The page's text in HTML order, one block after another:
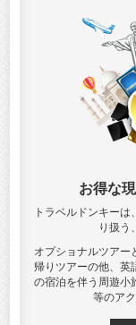
お得な
トラベルドンキー
り扱う
オプショナルツアー
帰りツアーの他、英
の宿泊を伴う周遊小
等のア